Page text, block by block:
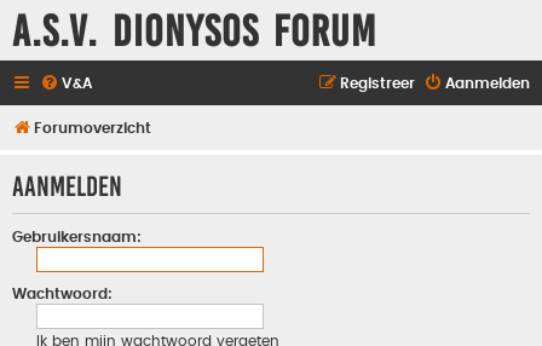
A.S.V. Dionysos Forum
V&A Aanmelden
Registreer
Forumoverzicht
Aanmelden
Gebruikersnaam:
Wachtwoord:
Ik ben mijn wachtwoord vergeten